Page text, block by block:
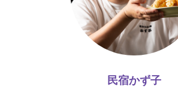
民宿かず子